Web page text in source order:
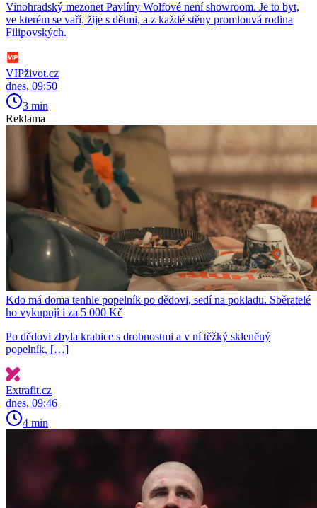
Vinohradský mezonet Pavlíny Wolfové není showroom. Je to byt,
ve kterém se vaří, žije s dětmi, a z každé stěny promlouvá rodina
Filipovských.
VIPživot.cz
dnes, 09:50
3 min
Reklama
Kdo má doma tenhle popelník po dědovi, sedí na pokladu. Sběratelé
ho vykupují i za 5 000 Kč
Po dědovi zbyla krabice s drobnostmi a v ní těžký skleněný
popelník, […]
Extrafit.cz
dnes, 09:46
4 min